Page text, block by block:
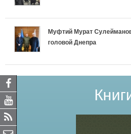
Муфтий Мурат
головой Днепра